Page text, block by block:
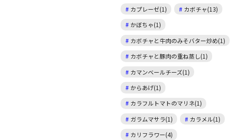
カプレーゼ(1)
カボチャ(13)
かぼちゃ(1)
カボチャと牛肉のみそバター炒め(1)
カボチャと豚肉の重ね蒸し(1)
カマンベールチーズ(1)
からあげ(1)
カラフルトマトのマリネ(1)
ガラムマサラ(1)
カラメル(1)
カリフラワー(4)